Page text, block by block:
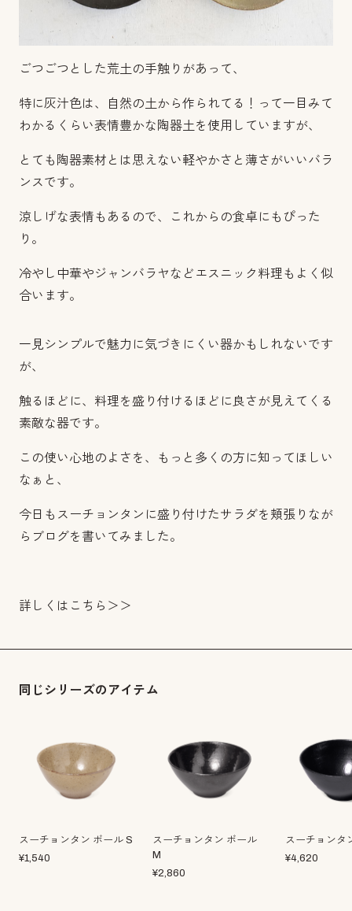
ごつごつとした荒土の手触りがあって、
特に灰汁色は、自然の土から作られてる！って一目みて
わかるくらい表情豊かな陶器土を使用していますが、
とても陶器素材とは思えない軽やかさと薄さがいいバラ
ンスです。
涼しげな表情もあるので、これからの食卓にもぴった
り。
冷やし中華やジャンバラヤなどエスニック料理もよく似
合います。
一見シンプルで魅力に気づきにくい器かもしれないです
が、
触るほどに、料理を盛り付けるほどに良さが見えてくる
素敵な器です。
この使い心地のよさを、もっと多くの方に知ってほしい
なぁと、
今日もスーチョンタンに盛り付けたサラダを頬張りなが
らブログを書いてみました。
詳しくは こちら＞＞
同じシリーズのアイテム
スーチョンタン ボール S
¥1,540
スーチョンタン ボール
M
¥2,860
スーチョンタ
¥4,620